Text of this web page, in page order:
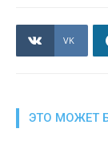
VK
ЭТО МОЖЕТ